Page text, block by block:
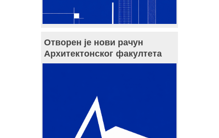
Отворен је нови рачун
Архитектонског факултета